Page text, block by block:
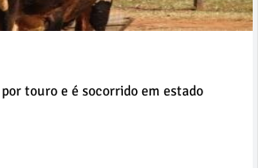
touro e é socorrido em estado